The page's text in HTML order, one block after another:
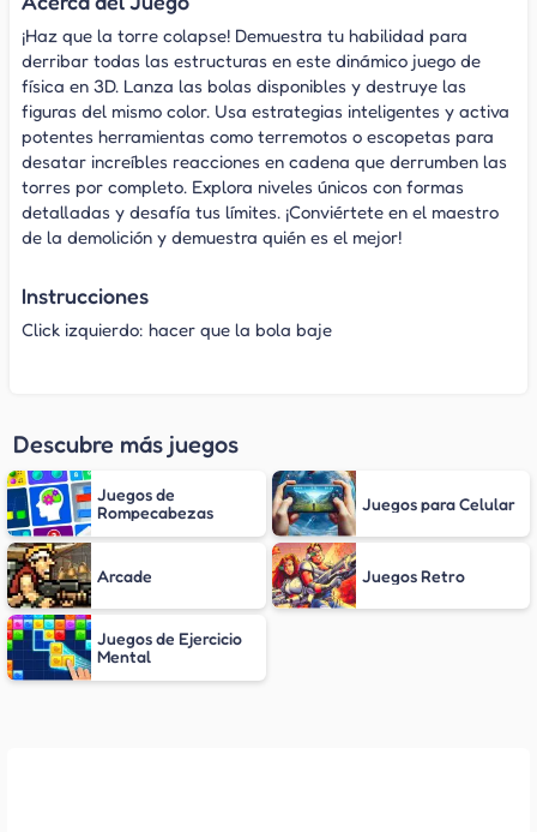
¡Haz que la torre colapse! Demuestra tu habilidad para
derribar todas las estructuras en este dinámico juego de
física en 3D. Lanza las bolas disponibles y destruye las
figuras del mismo color. Usa estrategias inteligentes y activa
potentes herramientas como terremotos o escopetas para
desatar increíbles reacciones en cadena que derrumben las
torres por completo. Explora niveles únicos con formas
detalladas y desafía tus límites. ¡Conviértete en el maestro
de la demolición y demuestra quién es el mejor!
Instrucciones
Click izquierdo: hacer que la bola baje
Descubre más juegos
Juegos de
Rompecabezas
Juegos para Celular
Arcade Juegos Retro
Juegos de Ejercicio
Mental